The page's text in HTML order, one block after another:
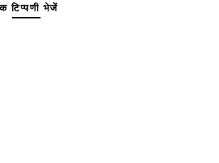
टिप्पणी भेजें